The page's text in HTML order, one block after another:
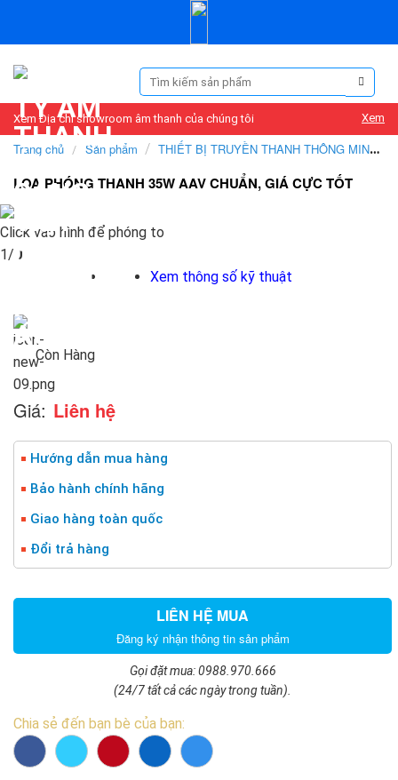
Tìm
kiếm:
Xem Địa chỉ showroom âm thanh của chúng tôi Xem
Trang chủ / Sản phẩm / THIẾT BỊ TRUYỀN THANH THÔNG MINH
/ LOA TRUYỀN THANH
LOA PHÓNG THANH 35W AAV CHUẨN, GIÁ CỰC TỐT
Click vào hình để phóng to
1/ 0
Xem thông số kỹ thuật
Còn Hàng
Giá: Liên hệ
Hướng dẫn mua hàng
Bảo hành chính hãng
Giao hàng toàn quốc
Đổi trả hàng
LIÊN HỆ MUA
Đăng ký nhận thông tin sản phẩm
Gọi đặt mua: 0988.970.666
(24/7 tất cả các ngày trong tuần).
Chia sẻ đến bạn bè của bạn: